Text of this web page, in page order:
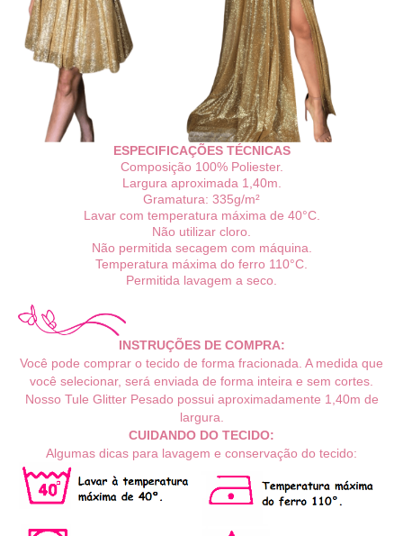
ESPECIFICAÇÕES TÉCNICAS
Composição 100% Poliester.
Largura aproximada 1,40m.
Gramatura: 335g/m²
Lavar com temperatura máxima de 40°C.
Não utilizar cloro.
Não permitida secagem com máquina.
Temperatura máxima do ferro 110°C.
Permitida lavagem a seco.
INSTRUÇÕES DE COMPRA:
Você pode comprar o tecido de forma fracionada. A medida que
você selecionar, será enviada de forma inteira e sem cortes.
Nosso Tule GlitterPesado possuiaproximadamente 1,40m de
largura.
CUIDANDO DO TECIDO:
Algumas dicas para lavagem e conservação do tecido: